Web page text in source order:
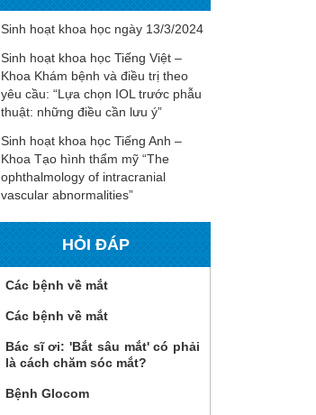
Sinh hoạt khoa học ngày 13/3/2024
Sinh hoạt khoa học Tiếng Việt –
Khoa Khám bệnh và điều trị theo
yêu cầu: “Lựa chọn IOL trước phẫu
thuật: những điều cần lưu ý”
Sinh hoạt khoa học Tiếng Anh –
Khoa Tạo hình thẩm mỹ “The
ophthalmology of intracranial
vascular abnormalities”
HỎI ĐÁP
Các bệnh về mắt
Các bệnh về mắt
Bác sĩ ơi: 'Bắt sâu mắt' có phải
là cách chăm sóc mắt?
Bệnh Glocom